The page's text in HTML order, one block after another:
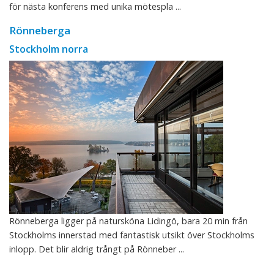
för nästa konferens med unika mötespla ...
Rönneberga
Stockholm norra
Rönneberga ligger på natursköna Lidingö, bara 20 min från
Stockholms innerstad med fantastisk utsikt över Stockholms
inlopp. Det blir aldrig trångt på Rönneber ...